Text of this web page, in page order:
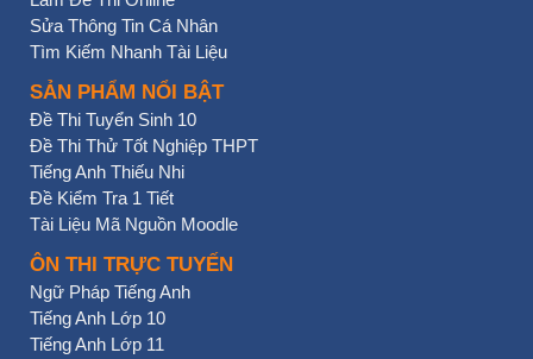
Sửa Thông Tin Cá Nhân
Tìm Kiếm Nhanh Tài Liệu
SẢN PHẨM NỔI BẬT
Đề Thi Tuyển Sinh 10
Đề Thi Thử Tốt Nghiệp THPT
Tiếng Anh Thiếu Nhi
Đề Kiểm Tra 1 Tiết
Tài Liệu Mã Nguồn Moodle
ÔN THI TRỰC TUYẾN
Ngữ Pháp Tiếng Anh
Tiếng Anh Lớp 10
Tiếng Anh Lớp 11